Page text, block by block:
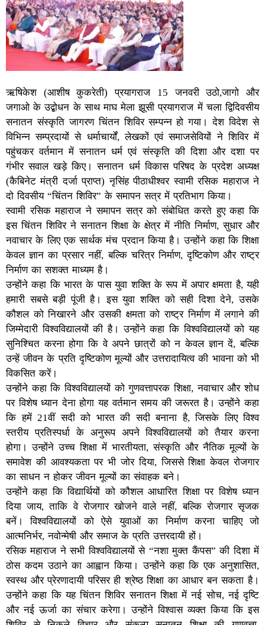
ऋषिकेश (आशीष कुकरेती) प्रयागराज 15 जनवरी उठो,जागो और
जगाओ के उद्बोधन के साथ माघ मेला झूसी प्रयागराज में चला द्विदिवसीय
सनातन संस्कृति जागरण चिंतन शिविर सम्पन्न हो गया। देश विदेश से
विभिन्न सम्प्रदायों से धर्माचार्यों, लेखकों एवं समाजसेवियों ने शिविर में
पहुंचकर वर्तमान में सनातन धर्म एवं संस्कृति की दिशा और दशा पर
गंभीर सवाल खड़े किए। सनातन धर्म विकास परिषद के प्रदेश अध्यक्ष
(कैबिनेट मंत्री दर्जा प्राप्त) नृसिंह पीठाधीश्वर स्वामी रसिक महाराज ने
दो दिवसीय “चिंतन शिविर” के समापन सत्र में प्रतिभाग किया।
स्वामी रसिक महाराज ने समापन सत्र को संबोधित करते हुए कहा कि
इस चिंतन शिविर ने सनातन शिक्षा के क्षेत्र में नीति निर्माण, सुधार और
नवाचार के लिए एक सार्थक मंच प्रदान किया है। उन्होंने कहा कि शिक्षा
केवल ज्ञान का प्रसार नहीं, बल्कि चरित्र निर्माण, दृष्टिकोण और राष्ट्र
निर्माण का सशक्त माध्यम है।
उन्होंने कहा कि भारत के पास युवा शक्ति के रूप में अपार क्षमता है, यही
हमारी सबसे बड़ी पूंजी है। इस युवा शक्ति को सही दिशा देने, उसके
कौशल को निखारने और उसकी क्षमता को राष्ट्र निर्माण में लगाने की
जिम्मेदारी विश्वविद्यालयों की है। उन्होंने कहा कि विश्वविद्यालयों को यह
सुनिश्चित करना होगा कि वे अपने छात्रों को न केवल ज्ञान दें, बल्कि
उन्हें जीवन के प्रति दृष्टिकोण मूल्यों और उत्तरादायित्व की भावना को भी
विकसित करें।
उन्होंने कहा कि विश्वविद्यालयों को गुणवत्तापरक शिक्षा, नवाचार और शोध
पर विशेष ध्यान देना होगा यह वर्तमान समय की जरूरत है। उन्होंने कहा
कि हमें 21वीं सदी को भारत की सदी बनाना है, जिसके लिए विश्व
स्तरीय प्रतिस्पर्धा के अनुरूप अपने विश्वविद्यालयों को तैयार करना
होगा। उन्होंने उच्च शिक्षा में भारतीयता, संस्कृति और नैतिक मूल्यों के
समावेश की आवश्यकता पर भी जोर दिया, जिससे शिक्षा केवल रोजगार
का साधन न होकर जीवन मूल्यों का संवाहक बने।
उन्होंने कहा कि विद्यार्थियों को कौशल आधारित शिक्षा पर विशेष ध्यान
दिया जाय, ताकि वे रोजगार खोजने वाले नहीं, बल्कि रोजगार सृजक
बनें। विश्वविद्यालयों को ऐसे युवाओं का निर्माण करना चाहिए जो
आत्मनिर्भर, नवोन्मेषी और समाज के प्रति उत्तरदायी हों।
रसिक महाराज ने सभी विश्वविद्यालयों से “नशा मुक्त कैंपस” की दिशा में
ठोस कदम उठाने का आह्वान किया। उन्होंने कहा कि एक अनुशासित,
स्वस्थ और प्रेरणादायी परिसर ही श्रेष्ठ शिक्षा का आधार बन सकता है।
उन्होंने कहा कि यह चिंतन शिविर सनातन शिक्षा में नई सोच, नई दृष्टि
और नई ऊर्जा का संचार करेगा। उन्होंने विश्वास व्यक्त किया कि इस